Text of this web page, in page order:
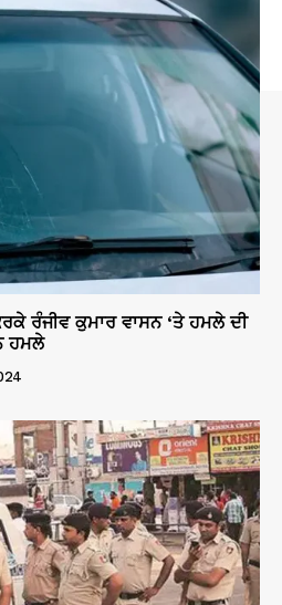
ਰੰਜੀਵ ਕੁਮਾਰ ਵਾਸਨ ‘ਤੇ ਹਮਲੇ ਦੀ
ਹਮਲੇ